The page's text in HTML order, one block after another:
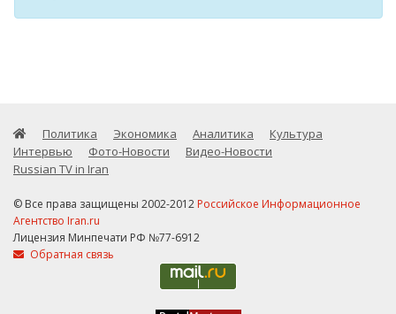
Политика Экономика Аналитика
Культура
Интервью
Фото-Новости
Видео-Новости
Russian TV in Iran
© Все права защищены 2002-2012 Российское Информационное
Агентство Iran.ru
Лицензия Минпечати РФ №77-6912
Обратная связь